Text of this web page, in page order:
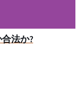
法か?